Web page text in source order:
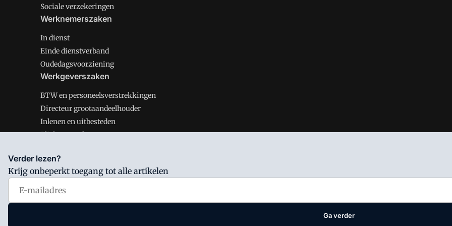
Sociale verzekeringen
Werknemerszaken
In dienst
Einde dienstverband
Oudedagsvoorziening
Werkgeverszaken
BTW en personeelsverstrekkingen
Directeur grootaandeelhouder
Inlenen en uitbesteden
Plichten werkgever
Salarisnet is onderdeel van VMN media. Lees inons manifestwaar VMN media voor staat. Op gebruik van deze site zijn de
Voorwaarden
Verder lezen?
Krijg onbeperkt toegang tot alle artikelen
Ga verder